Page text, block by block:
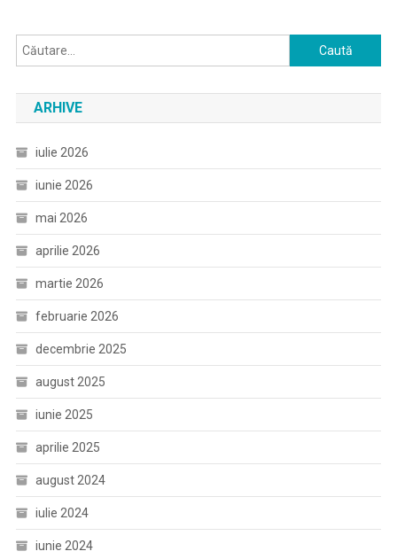
Caută
după:
ARHIVE
iulie 2026
iunie 2026
mai 2026
aprilie 2026
martie 2026
februarie 2026
decembrie 2025
august 2025
iunie 2025
aprilie 2025
august 2024
iulie 2024
iunie 2024